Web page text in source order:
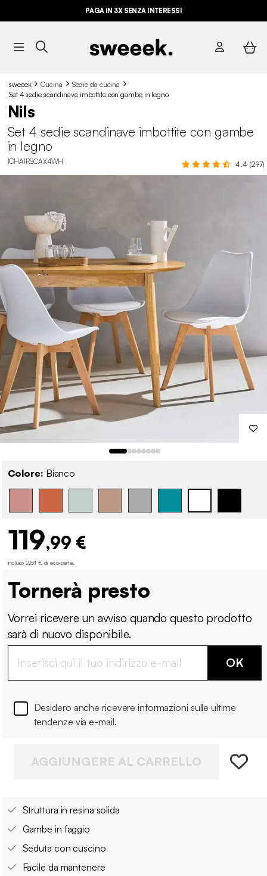
PAGA IN 3X SENZA INTERESSI
sweeek Cucina
Sedie da cucina
Set 4 sedie scandinave imbottite con gambe in legno
Nils
Set 4 sedie scandinave imbottite con gambe
in legno
ICHAIRSCAX4WH 4.4 (297)
Colore: Bianco
119,99 €
incluso 2,84 € di eco-parte.
Tornerà presto
Vorrei ricevere un avviso quando questo prodotto
sarà di nuovo disponibile.
OK
Desidero anche ricevere informazioni sulle ultime
tendenze via e-mail.
AGGIUNGERE AL CARRELLO
Struttura in resina solida
Gambe in faggio
Seduta con cuscino
Facile da mantenere